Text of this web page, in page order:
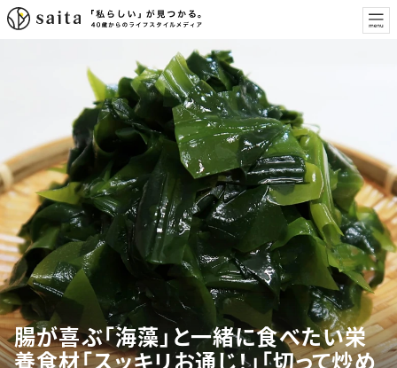
腸が喜ぶ「海藻」と一緒に食べたい栄
養食材「スッキリお通じ！」「切って炒め